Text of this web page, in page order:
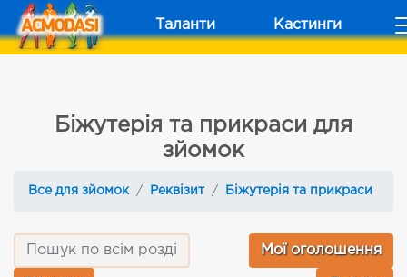
Таланти Кастинги
Біжутерія та прикраси для
зйомок
Все для зйомок Реквізит Біжутерія та прикраси
Мої оголошення